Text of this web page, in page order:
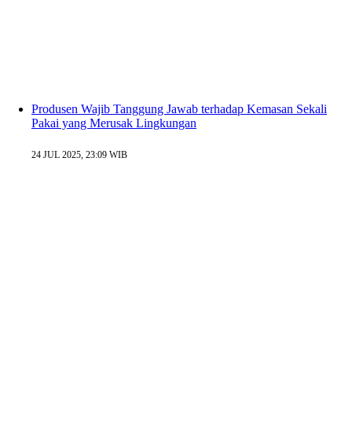
Produsen Wajib Tanggung Jawab terhadap Kemasan Sekali
Pakai yang Merusak Lingkungan
24 JUL 2025, 23:09 WIB